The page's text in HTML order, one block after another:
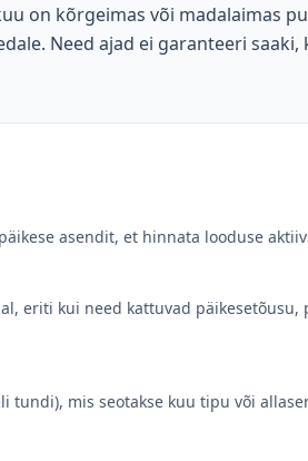
on kõrgeimas või madalaimas
Need ajad ei garanteeri saaki,
asendit, et hinnata looduse
eriti kui need kattuvad päikesetõusu,
tundi), mis seotakse kuu tipu või